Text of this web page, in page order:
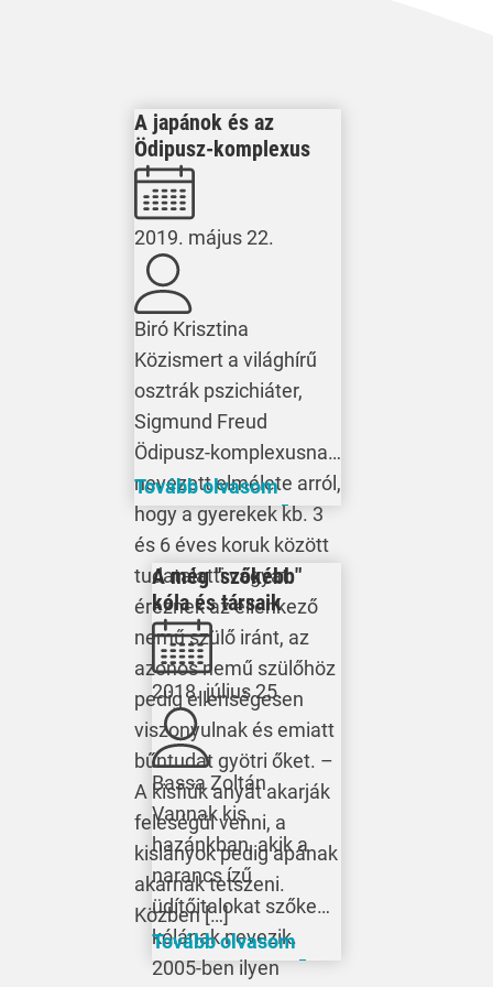
A japánok és az
Ödipusz-komplexus
2019. május 22.
Biró Krisztina
Közismert a világhírű
osztrák pszichiáter,
Sigmund Freud
Ödipusz-komplexusnak
nevezett elmélete arról,
hogy a gyerekek kb. 3
és 6 éves koruk között
tudatalatti vágyat
éreznek az ellenkező
nemű szülő iránt, az
azonos nemű szülőhöz
pedig ellenségesen
viszonyulnak és emiatt
bűntudat gyötri őket. –
A kisfiúk anyát akarják
feleségül venni, a
kislányok pedig apának
akarnak tetszeni.
Közben […]
Tovább olvasom
A még "szőkébb"
kóla és társaik
2018. július 25.
Bassa Zoltán
Vannak kis
hazánkban, akik a
narancs ízű
üdítőitalokat szőke
kólának nevezik.
2005-ben ilyen
Tovább olvasom